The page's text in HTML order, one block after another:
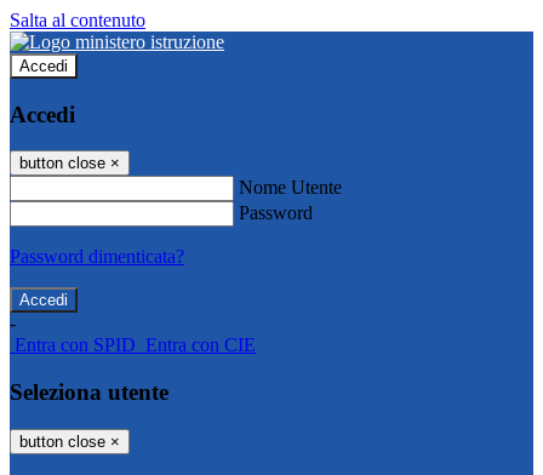
Salta al contenuto
Accedi
Accedi
button close ×
Nome Utente
Password
Password dimenticata?
-
Entra con SPID Entra con CIE
Seleziona utente
button close ×